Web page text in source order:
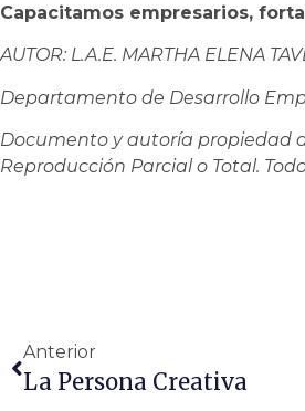
Capacitamos empresarios,
AUTOR: L.A.E. MARTHA ELENA
Departamento de Desarrollo
Documento y autoría propiedad
Reproducción Parcial o Total.
Anterior
La Persona Creativa